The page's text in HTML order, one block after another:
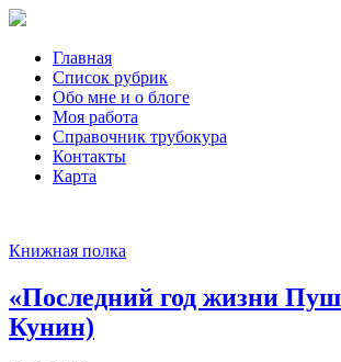
Главная
Список рубрик
Обо мне и о блоге
Моя работа
Справочник трубокура
Контакты
Карта
Книжная полка
«Последний год жизни
Кунин)